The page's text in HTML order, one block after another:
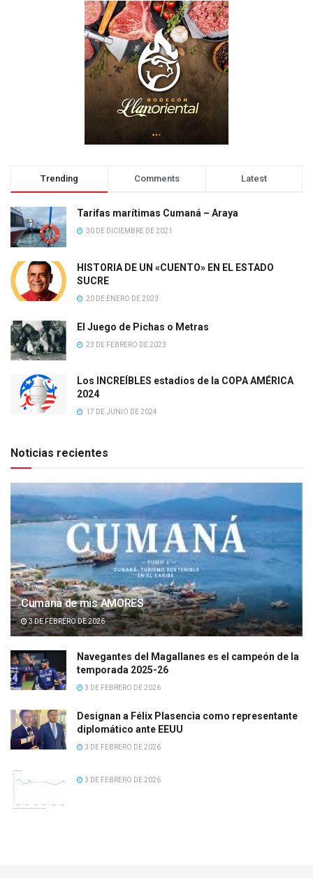
Trending Comments Latest
Tarifas marítimas Cumaná – Araya
30 DE DICIEMBRE DE 2021
HISTORIA DE UN «CUENTO» EN EL ESTADO
SUCRE
20 DE ENERO DE 2023
El Juego de Pichas o Metras
23 DE FEBRERO DE 2023
Los INCREÍBLES estadios de la COPA AMÉRICA
2024
17 DE JUNIO DE 2024
Noticias recientes
Cumanà de mis AMORES
3 DE FEBRERO DE 2026
Navegantes del Magallanes es el campeón de la
temporada 2025-26
3 DE FEBRERO DE 2026
Designan a Félix Plasencia como representante
diplomático ante EEUU
3 DE FEBRERO DE 2026
3 DE FEBRERO DE 2026